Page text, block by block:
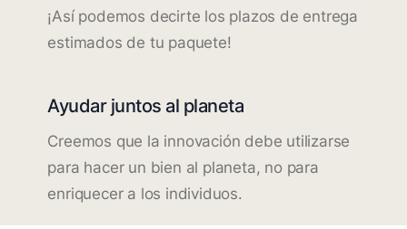
¡Así podemos decirte los plazos de entrega
estimados de tu paquete!
Ayudar juntos al planeta
Creemos que la innovación debe utilizarse
para hacer un bien al planeta, no para
enriquecer a los individuos.